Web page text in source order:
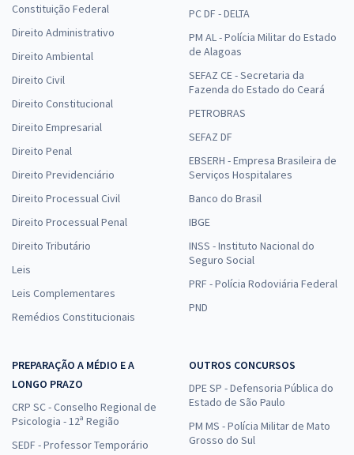
Constituição Federal
Direito Administrativo
Direito Ambiental
Direito Civil
Direito Constitucional
Direito Empresarial
Direito Penal
Direito Previdenciário
Direito Processual Civil
Direito Processual Penal
Direito Tributário
Leis
Leis Complementares
Remédios Constitucionais
PC DF - DELTA
PM AL - Polícia Militar do Estado
de Alagoas
SEFAZ CE - Secretaria da
Fazenda do Estado do Ceará
PETROBRAS
SEFAZ DF
EBSERH - Empresa Brasileira de
Serviços Hospitalares
Banco do Brasil
IBGE
INSS - Instituto Nacional do
Seguro Social
PRF - Polícia Rodoviária Federal
PND
PREPARAÇÃO A MÉDIO E A
LONGO PRAZO
CRP SC - Conselho Regional de
Psicologia - 12ª Região
SEDF - Professor Temporário
OUTROS CONCURSOS
DPE SP - Defensoria Pública do
Estado de São Paulo
PM MS - Polícia Militar de Mato
Grosso do Sul